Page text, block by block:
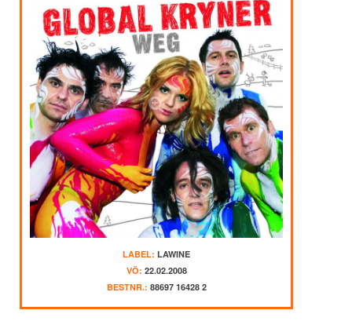
LABEL: LAWINE
VÖ: 22.02.2008
BESTNR.: 88697 16428 2